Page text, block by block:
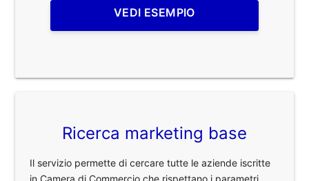
VEDI ESEMPIO
Ricerca marketing base
Il servizio permette di cercare tutte le aziende iscritte
in Camera di Commercio che rispettano i parametri